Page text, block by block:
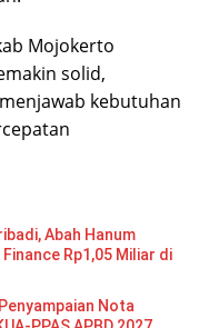
Mojokerto
solid,
kebutuhan
Abah Hanum
Rp1,05 Miliar di
Nota